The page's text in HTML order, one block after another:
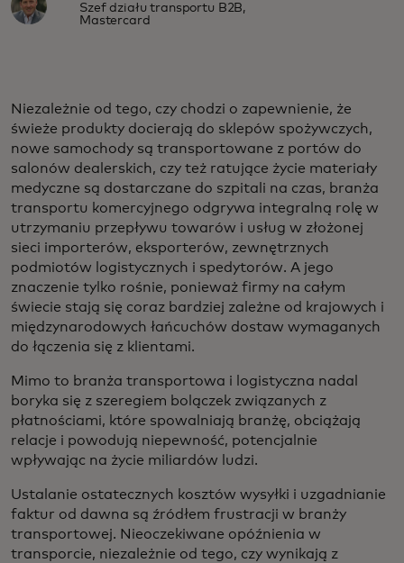
Szef działu transportu B2B,
Mastercard
Niezależnie od tego, czy chodzi o zapewnienie, że
świeże produkty docierają do sklepów spożywczych,
nowe samochody są transportowane z portów do
salonów dealerskich, czy też ratujące życie materiały
medyczne są dostarczane do szpitali na czas, branża
transportu komercyjnego odgrywa integralną rolę w
utrzymaniu przepływu towarów i usług w złożonej
sieci importerów, eksporterów, zewnętrznych
podmiotów logistycznych i spedytorów. A jego
znaczenie tylko rośnie, ponieważ firmy na całym
świecie stają się coraz bardziej zależne od krajowych i
międzynarodowych łańcuchów dostaw wymaganych
do łączenia się z klientami.
Mimo to branża transportowa i logistyczna nadal
boryka się z szeregiem bolączek związanych z
płatnościami, które spowalniają branżę, obciążają
relacje i powodują niepewność, potencjalnie
wpływając na życie miliardów ludzi.
Ustalanie ostatecznych kosztów wysyłki i uzgadnianie
faktur od dawna są źródłem frustracji w branży
transportowej. Nieoczekiwane opóźnienia w
transporcie, niezależnie od tego, czy wynikają z